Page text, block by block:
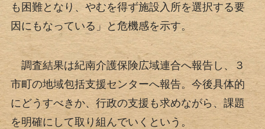
も困難となり、やむを得ず施設入所を選択する要
因にもなっている」と危機感を示す。
調査結果は紀南介護保険広域連合へ報告し、３
市町の地域包括支援センターへ報告。今後具体的
にどうすべきか、行政の支援も求めながら、課題
を明確にして取り組んでいくという。